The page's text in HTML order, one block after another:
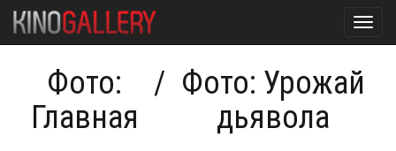
Фото:
Главная
/ Фото: Урожай
дьявола